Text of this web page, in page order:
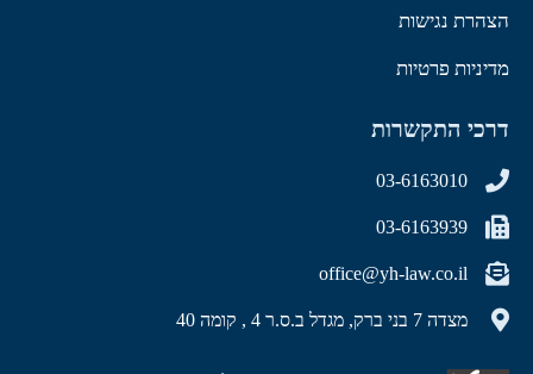
הצהרת נגישות
מדיניות פרטיות
דרכי התקשרות
03-6163010
03-6163939
office@yh-law.co.il
מצדה 7 בני ברק, מגדל ב.ס.ר 4 , קומה 40